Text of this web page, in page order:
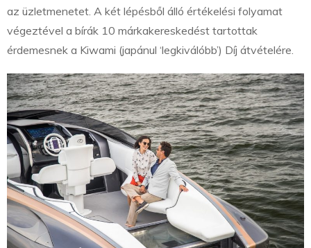
az üzletmenetet. A két lépésből álló értékelési folyamat
végeztével a bírák 10 márkakereskedést tartottak
érdemesnek a Kiwami (japánul ‘legkiválóbb’) Díj átvételére.